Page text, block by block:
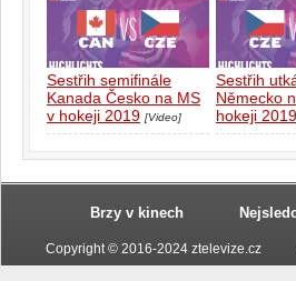
Sestřih semifinále
Kanada Česko na MS
v hokeji 2019 [Video]
Sestřih
Německo
hokeji 2019
Brzy v kinech
Copyright © 2016-2024 ztelevize.cz